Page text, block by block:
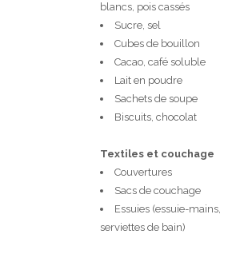
blancs, pois cassés
Sucre, sel
Cubes de bouillon
Cacao, café soluble
Lait en poudre
Sachets de soupe
Biscuits, chocolat
Textiles et couchage
Couvertures
Sacs de couchage
Essuies (essuie-mains,
serviettes de bain)